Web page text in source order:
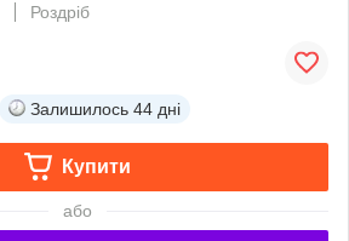
Роздріб
Залишилось 44 дні
Купити
або